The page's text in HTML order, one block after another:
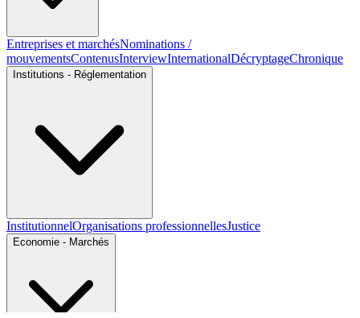
Entreprises et marchésNominations /
mouvementsContenusInterviewInternationalDécryptageChronique
Institutions - Réglementation
InstitutionnelOrganisations professionnellesJustice
Economie - Marchés